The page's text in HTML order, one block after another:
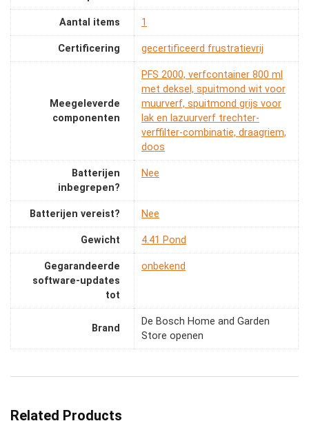
Aantal items ‎1
Certificering ‎gecertificeerd frustratievrij
Meegeleverde
componenten
‎PFS 2000, verfcontainer 800 ml
met deksel, spuitmond wit voor
muurverf, spuitmond grijs voor
lak en lazuurverf trechter-
verffilter-combinatie, draagriem,
doos
Batterijen
inbegrepen?
‎Nee
Batterijen vereist? ‎Nee
Gewicht ‎4.41 Pond
Gegarandeerde
software-updates
tot
‎onbekend
Brand
De Bosch Home and Garden
Store openen
Related Products